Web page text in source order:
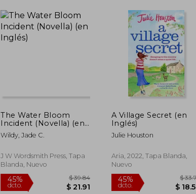
The Water Bloom
Incident (Novella) (en
Inglés)
Wildy, Jade C.
J W Wordsmith Press, Tapa
Blanda, Nuevo
A Village Secret (en
Inglés)
Julie Houston
Aria, 2022, Tapa Blanda,
Nuevo